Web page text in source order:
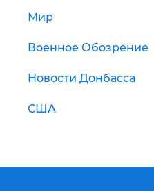
Мир
Военное Обозрение
Новости Донбасса
США